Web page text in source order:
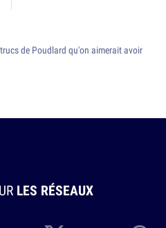
de Poudlard qu'on aimerait avoir
LES RÉSEAUX